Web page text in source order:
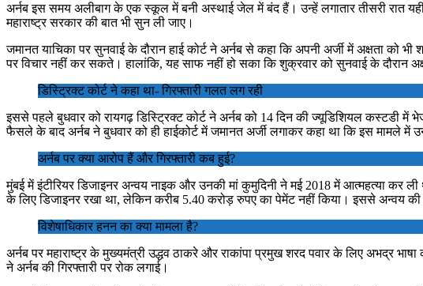
अर्नब इस समय अलीबाग के एक स्कूल में बनी अस्थाई जेल में बंद हैं। उन्हें लगातार तीसरी रात
महाराष्ट्र सरकार की बात भी सुन ली जाए।
जमानत याचिका पर सुनवाई के दौरान हाई कोर्ट ने अर्नब से कहा कि अपनी अर्जी में अक्षता को
पर विचार नहीं कर सकते। हालांकि, यह साफ नहीं हो सका कि शुक्रवार को सुनवाई के दौरान
डिस्ट्रिक्ट कोर्ट ने कहा था- गिरफ्तारी गलत लग रही
इससे पहले बुधवार को रायगढ़ डिस्ट्रिक्ट कोर्ट ने अर्नब को 14 दिन की ज्यूडिशियल कस्टडी में
फैसले के बाद अर्नब ने बुधवार को ही हाईकोर्ट में जमानत अर्जी लगाकर कहा था कि इस मामले में
अर्नब पर क्या आरोप हैं और गिरफ्तारी कब हुई?
मुंबई में इंटीरियर डिजाइनर अन्वय नाइक और उनकी मां कुमुदिनी ने मई 2018 में आत्महत्या
के लिए डिजाइनर रखा था, लेकिन करीब 5.40 करोड़ रुपए का पेमेंट नहीं किया। इससे अन्वय
विशेषाधिकार हनन का क्या मामला है?
अर्नब पर महाराष्ट्र के मुख्यमंत्री उद्ध‌व ठाकरे और राकांपा प्रमुख शरद पवार के लिए अभद्र
ने अर्नब की गिरफ्तारी पर रोक लगाई।